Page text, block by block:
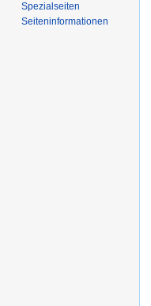
Spezialseiten
Seiten­­informationen